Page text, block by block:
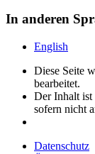
In anderen
English
Diese Seite
bearbeitet.
Der Inhalt ist
sofern nicht
Datenschutz